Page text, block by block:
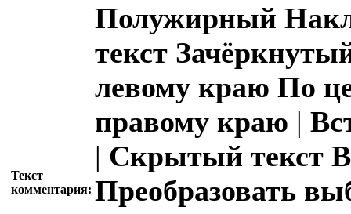
Текст
комментария:
Полужирный
текст
левому краю По
правому краю |
| Скрытый текст
Преобразовать